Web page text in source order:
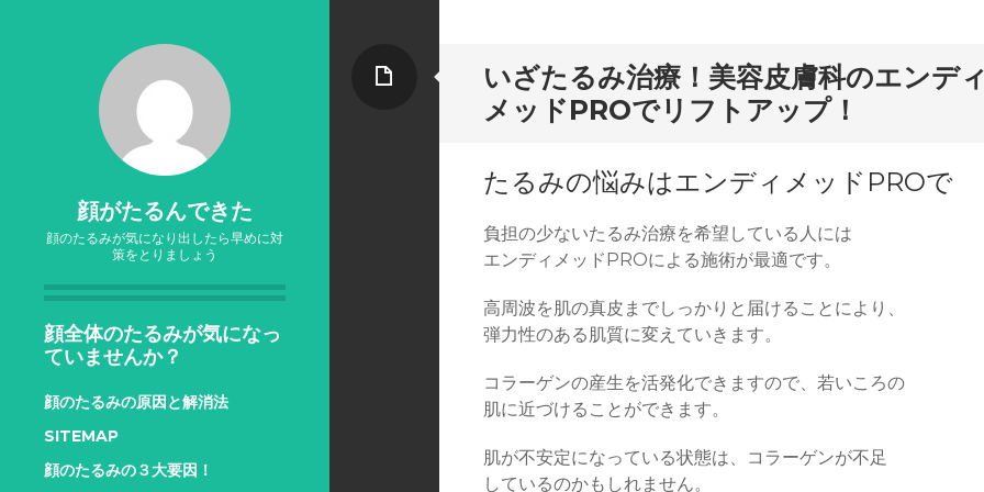
顔がたるんできた
顔のたるみが気になり出したら早めに対
策をとりましょう
顔全体のたるみが気になっ
ていませんか？
顔のたるみの原因と解消法
SITEMAP
顔のたるみの３大要因！
いざたるみ治療！美容皮膚科のエンデ
メッドPROでリフトアップ！
たるみの悩みはエンディメッドPROで
負担の少ないたるみ治療を希望している人には
エンディメッドPROによる施術が最適です。
高周波を肌の真皮までしっかりと届けることにより、
弾力性のある肌質に変えていきます。
コラーゲンの産生を活発化できますので、若いころの
肌に近づけることができます。
肌が不安定になっている状態は、コラーゲンが不足
しているのかもしれません。